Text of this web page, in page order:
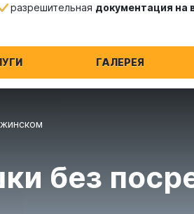
разрешительная документация на
ГАЛЕРЕЯ
без